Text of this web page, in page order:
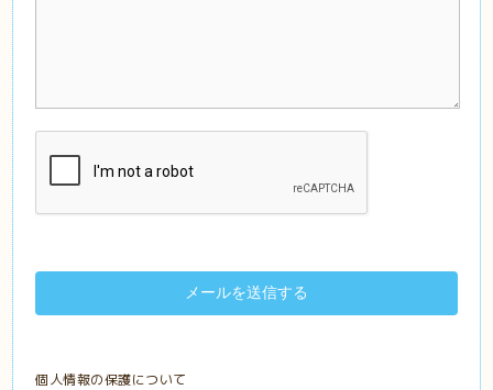
個人情報の保護について